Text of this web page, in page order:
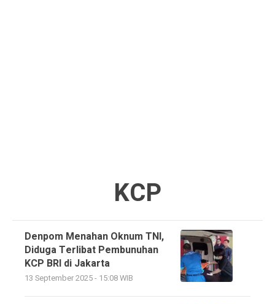
KCP
Denpom Menahan Oknum TNI,
Diduga Terlibat Pembunuhan
KCP BRI di Jakarta
13 September 2025 - 15:08 WIB